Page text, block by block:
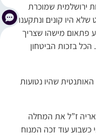
ירושלמית שמוכרת
היו קונים ונתקענו
פתאום מישהו שצריך
בזכות הביטחון
שהיו נטועות
אריה ז”ל את המחלה
עוד זכה המנוח